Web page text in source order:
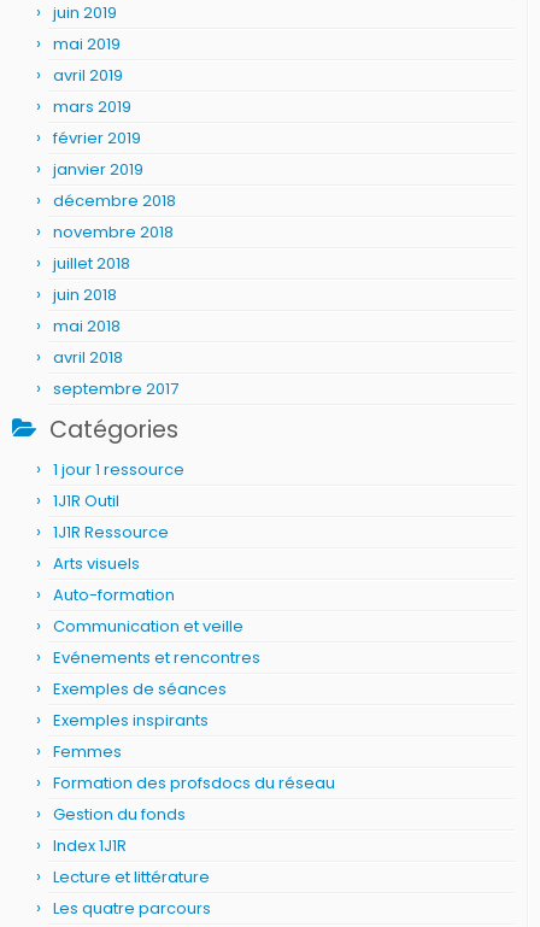
juin 2019
mai 2019
avril 2019
mars 2019
février 2019
janvier 2019
décembre 2018
novembre 2018
juillet 2018
juin 2018
mai 2018
avril 2018
septembre 2017
Catégories
1 jour 1 ressource
1J1R Outil
1J1R Ressource
Arts visuels
Auto-formation
Communication et veille
Evénements et rencontres
Exemples de séances
Exemples inspirants
Femmes
Formation des profsdocs du réseau
Gestion du fonds
Index 1J1R
Lecture et littérature
Les quatre parcours